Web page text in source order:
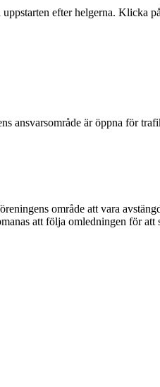
efter helgerna. Klicka
ansvarsområde är öppna för
område att vara
att följa omledningen för